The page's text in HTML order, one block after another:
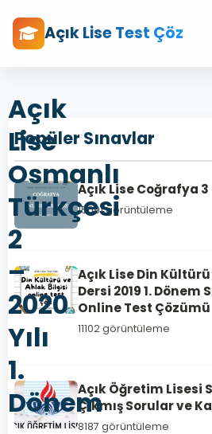
Açık Lise Test Çöz
Açık
Lise
Osmanlı
Türkçesi
2
–
2020
Yılı
1.
Dönem
Popüler Sınavlar
Açık Lise Coğrafya 3
15091 görüntüleme
Açık Lise Din
Dersi 2019 1. Dönem
Online Test Çözümü
11102 görüntüleme
Açık Öğretim Lisesi
Çıkmış Sorular ve
8187 görüntüleme